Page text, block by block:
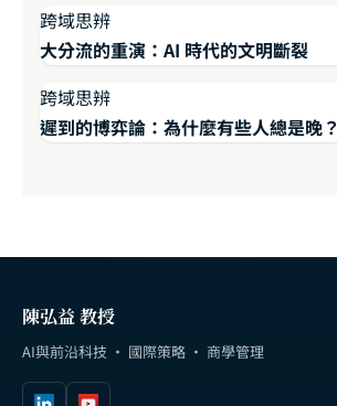
跨域思辨
大分流的重演：AI 時代的文明斷裂
跨域思辨
遲到的博弈論：為什麼有些人總是晚？
陳弘益 教授
AI與前沿科技 · 國際策略 · 商學管理